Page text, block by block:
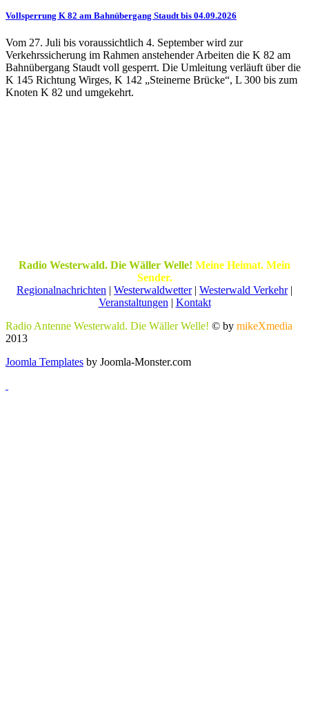
Vollsperrung K 82 am Bahnübergang Staudt bis 04.09.2026
Vom 27. Juli bis voraussichtlich 4. September wird zur
Verkehrssicherung im Rahmen anstehender Arbeiten die K 82 am
Bahnübergang Staudt voll gesperrt. Die Umleitung verläuft über die
K 145 Richtung Wirges, K 142 „Steinerne Brücke“, L 300 bis zum
Knoten K 82 und umgekehrt.
Radio Westerwald. Die Wäller Welle! Meine Heimat. Mein
Sender.
Regionalnachrichten | Westerwaldwetter| Westerwald Verkehr|
Veranstaltungen | Kontakt
Radio Antenne Westerwald. Die Wäller Welle! © by mikeXmedia
2013
Joomla Templates by Joomla-Monster.com